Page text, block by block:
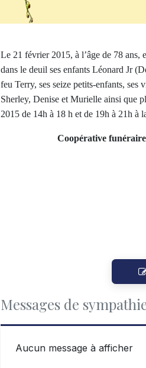
Le 21 février 2015, à l’âge de 78
dans le deuil ses enfants Léonard Jr
feu Terry, ses seize petits-enfants,
Sherley, Denise et Murielle ainsi que
2015 de 14h à 18 h et de 19h à 21h à
Coopérative
Messages de
Aucun message à afficher